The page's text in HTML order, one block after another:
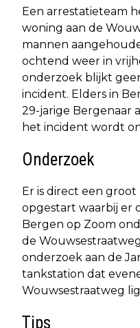
Een arrestatieteam
woning aan de
mannen
ochtend weer in
onderzoek blijkt
incident. Elders in
29-jarige Bergenaar
het incident wordt
Onderzoek
Er is direct een
opgestart waarbij er
Bergen op Zoom
de
onderzoek aan de
tankstation dat
Wouwsestraatweg
Tips